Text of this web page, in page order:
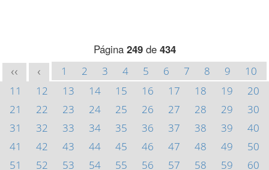
Página 249de 434
<< < 1 2 3 4 5 6 7 8 9
10
11
12 13 14 15 16 17 18 19
20
21
22 23 24 25 26 27 28 29
30
31
32 33 34 35 36 37 38 39
40
41
42 43 44 45 46 47 48 49
50
51
52 53 54 55 56 57 58 59
60